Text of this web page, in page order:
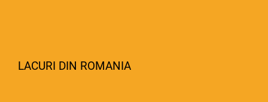
LACURI DIN ROMANIA